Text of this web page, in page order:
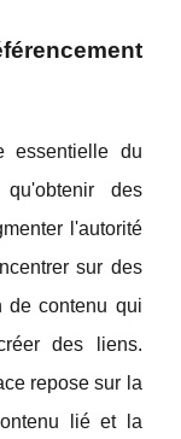
essentielle du
des
l'autorité
sur des
de contenu qui
des liens.
repose sur la
lié et la